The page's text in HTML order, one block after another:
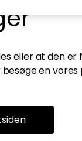
eller at den er
en